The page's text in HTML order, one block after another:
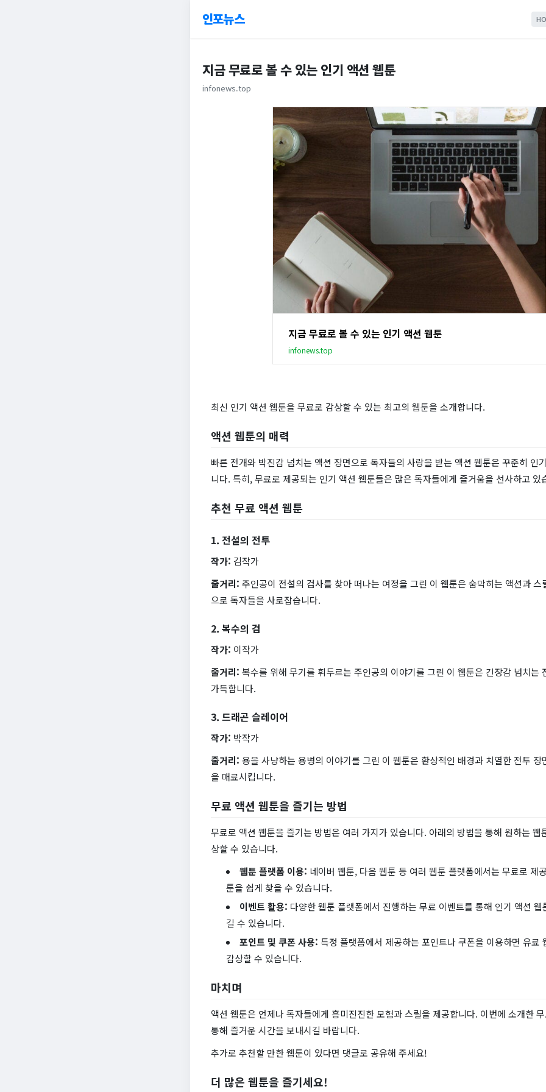
인포뉴스
지금 무료로 볼 수 있는 인기 액션 웹툰
infonews.top
지금 무료로 볼 수 있는 인기 액션 웹툰
infonews.top
최신 인기 액션 웹툰을 무료로 감상할 수 있는 최고의 웹툰을 소개합니다.
액션 웹툰의 매력
빠른 전개와 박진감 넘치는 액션 장면으로 독자들의 사랑을 받는 액션 웹툰은 꾸준히 인
니다. 특히, 무료로 제공되는 인기 액션 웹툰들은 많은 독자들에게 즐거움을 선사하고 있
추천 무료 액션 웹툰
1. 전설의 전투
작가: 김작가
줄거리: 주인공이 전설의 검사를 찾아 떠나는 여정을 그린 이 웹툰은 숨막히는 액션과 스
으로 독자들을 사로잡습니다.
2. 복수의 검
작가: 이작가
줄거리: 복수를 위해 무기를 휘두르는 주인공의 이야기를 그린 이 웹툰은 긴장감 넘치는
가득합니다.
3. 드래곤 슬레이어
작가: 박작가
줄거리: 용을 사냥하는 용병의 이야기를 그린 이 웹툰은 환상적인 배경과 치열한 전투 장
을 매료시킵니다.
무료 액션 웹툰을 즐기는 방법
무료로 액션 웹툰을 즐기는 방법은 여러 가지가 있습니다. 아래의 방법을 통해 원하는 웹
상할 수 있습니다.
웹툰 플랫폼 이용: 네이버 웹툰, 다음 웹툰 등 여러 웹툰 플랫폼에서는 무료로 제
툰을 쉽게 찾을 수 있습니다.
이벤트 활용: 다양한 웹툰 플랫폼에서 진행하는 무료 이벤트를 통해 인기 액션 웹
길 수 있습니다.
포인트 및 쿠폰 사용: 특정 플랫폼에서 제공하는 포인트나 쿠폰을 이용하면 유료
감상할 수 있습니다.
마치며
액션 웹툰은 언제나 독자들에게 흥미진진한 모험과 스릴을 제공합니다. 이번에 소개한
통해 즐거운 시간을 보내시길 바랍니다.
추가로 추천할 만한 웹툰이 있다면 댓글로 공유해 주세요!
더 많은 웹툰을 즐기세요!